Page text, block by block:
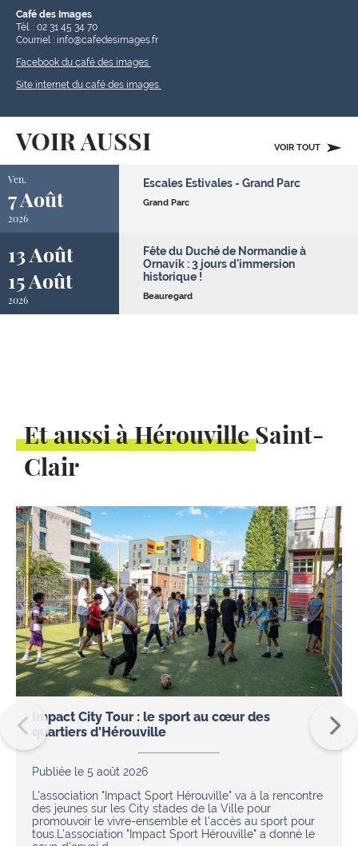
Café des Images
Tèl. : 02 31 45 34 70
Courriel : info@cafedesimages.fr
Facebook du café des images
Site internet du café des images
VOIR AUSSI VOIR TOUT
Ven.
7 Août
2026
Escales Estivales - Grand Parc
Grand Parc
13 Août
15 Août
2026
Fête du Duché de Normandie à
Ornavik : 3 jours d'immersion
historique !
Beauregard
Et aussi à Hérouville Saint-
Clair
Impact City Tour : le sport au cœur des
quartiers d'Hérouville
Publiée le 5 août 2026
L'association "Impact Sport Hérouville" va à la rencontre
des jeunes sur les City stades de la Ville pour
promouvoir le vivre-ensemble et l'accès au sport pour
tous.L’association "Impact Sport Hérouville" a donné le